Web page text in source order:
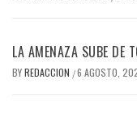
LA AMENAZA SUBE DE
BYREDACCION /6 AGOSTO,